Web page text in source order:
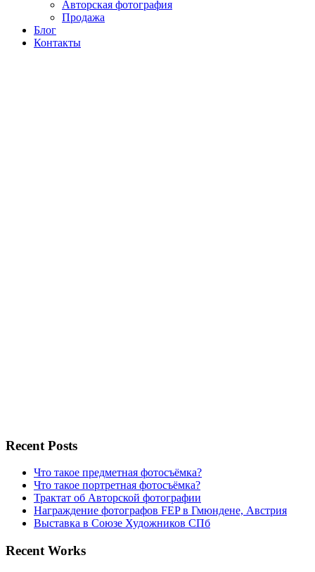
Авторская фотография
Продажа
Блог
Контакты
Recent Posts
Что такое предметная фотосъёмка?
Что такое портретная фотосъёмка?
Трактат об Авторской фотографии
Награждение фотографов FEP в Гмюндене, Австрия
Выставка в Союзе Художников СПб
Recent Works